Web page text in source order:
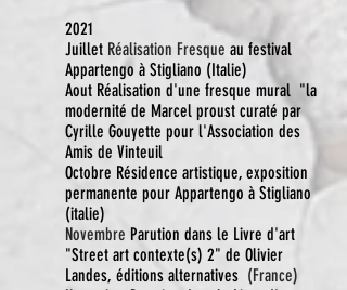
2021
Juillet Réalisation Fresque au festival
Appartengo à Stigliano (Italie)
Aout Réalisation d'une fresque mural "la
modernité de Marcel proust curaté par
Cyrille Gouyette pour l'Association des
Amis de Vinteuil
Octobre Résidence artistique, exposition
permanente pour Appartengo à Stigliano
(italie)
Novembre Parution dans le Livre d'art
"Street art contexte(s) 2" de Olivier
Landes, éditions alternatives (France)